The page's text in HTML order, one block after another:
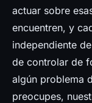
actuar sobre
encuentren, y
independiente
de controlar de
algún problema
preocupes,